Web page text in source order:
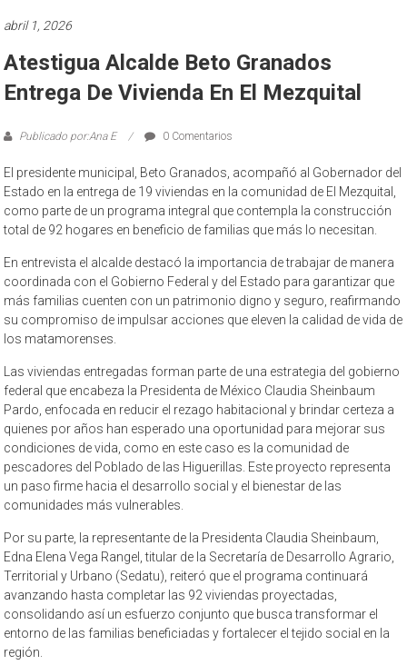
abril 1, 2026
Atestigua Alcalde Beto Granados
Entrega De Vivienda En El Mezquital
Publicado por:Ana E 0 Comentarios
El presidente municipal, Beto Granados, acompañó al Gobernador del
Estado en la entrega de 19 viviendas en la comunidad de El Mezquital,
como parte de un programa integral que contempla la construcción
total de 92 hogares en beneficio de familias que más lo necesitan.
En entrevista el alcalde destacó la importancia de trabajar de manera
coordinada con el Gobierno Federal y del Estado para garantizar que
más familias cuenten con un patrimonio digno y seguro, reafirmando
su compromiso de impulsar acciones que eleven la calidad de vida de
los matamorenses.
Las viviendas entregadas forman parte de una estrategia del gobierno
federal que encabeza la Presidenta de México Claudia Sheinbaum
Pardo, enfocada en reducir el rezago habitacional y brindar certeza a
quienes por años han esperado una oportunidad para mejorar sus
condiciones de vida, como en este caso es la comunidad de
pescadores del Poblado de las Higuerillas. Este proyecto representa
un paso firme hacia el desarrollo social y el bienestar de las
comunidades más vulnerables.
Por su parte, la representante de la Presidenta Claudia Sheinbaum,
Edna Elena Vega Rangel, titular de la Secretaría de Desarrollo Agrario,
Territorial y Urbano (Sedatu), reiteró que el programa continuará
avanzando hasta completar las 92 viviendas proyectadas,
consolidando así un esfuerzo conjunto que busca transformar el
entorno de las familias beneficiadas y fortalecer el tejido social en la
región.